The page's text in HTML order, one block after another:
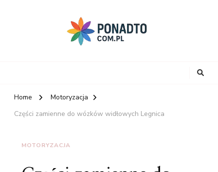
Home
Motoryzacja
Części zamienne do wózków widłowych Legnica
MOTORYZACJA